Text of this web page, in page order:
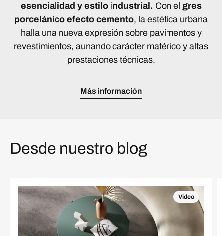
esencialidad y estilo industrial. Con el gres
porcelánico efecto cemento, la estética urbana
halla una nueva expresión sobre pavimentos y
revestimientos, aunando carácter matérico y altas
prestaciones técnicas.
Más información
Desde nuestro blog
Video